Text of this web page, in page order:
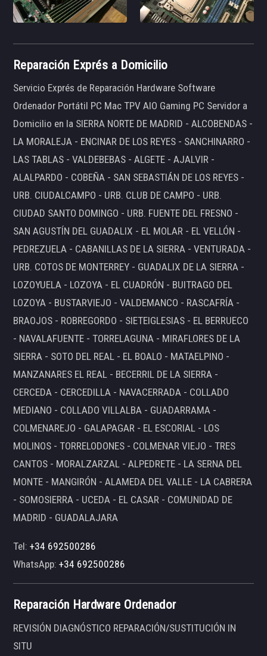
Reparación Exprés a Domicilio
Servicio Exprés de Reparación Hardware Software
Ordenador Portátil PC Mac TPV AIO Gaming PC Servidor a
Domicilio en la SIERRA NORTE DE MADRID - ALCOBENDAS -
LA MORALEJA - ENCINAR DE LOS REYES - SANCHINARRO -
LAS TABLAS - VALDEBEBAS - ALGETE - AJALVIR -
ALALPARDO - COBEÑA - SAN SEBASTIÁN DE LOS REYES -
URB. CIUDALCAMPO - URB. CLUB DE CAMPO - URB.
CIUDAD SANTO DOMINGO - URB. FUENTE DEL FRESNO -
SAN AGUSTÍN DEL GUADALIX - EL MOLAR - EL VELLÓN -
PEDREZUELA - CABANILLAS DE LA SIERRA - VENTURADA -
URB. COTOS DE MONTERREY - GUADALIX DE LA SIERRA -
LOZOYUELA - LOZOYA - EL CUADRÓN - BUITRAGO DEL
LOZOYA - BUSTARVIEJO - VALDEMANCO - RASCAFRÍA -
BRAOJOS - ROBREGORDO - SIETEIGLESIAS - EL BERRUECO
- NAVALAFUENTE - TORRELAGUNA - MIRAFLORES DE LA
SIERRA - SOTO DEL REAL - EL BOALO - MATAELPINO -
MANZANARES EL REAL - BECERRIL DE LA SIERRA -
CERCEDA - CERCEDILLA - NAVACERRADA - COLLADO
MEDIANO - COLLADO VILLALBA - GUADARRAMA -
COLMENAREJO - GALAPAGAR - EL ESCORIAL - LOS
MOLINOS - TORRELODONES - COLMENAR VIEJO - TRES
CANTOS - MORALZARZAL - ALPEDRETE - LA SERNA DEL
MONTE - MANGIRÓN - ALAMEDA DEL VALLE - LA CABRERA
- SOMOSIERRA - UCEDA - EL CASAR - COMUNIDAD DE
MADRID - GUADALAJARA
Tel:+34 692500286
WhatsApp:+34 692500286
Reparación Hardware Ordenador
REVISIÓN DIAGNÓSTICO REPARACIÓN/SUSTITUCIÓN IN
SITU